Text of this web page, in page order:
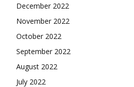
December 2022
November 2022
October 2022
September 2022
August 2022
July 2022